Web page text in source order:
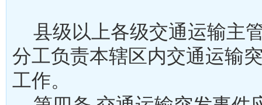
县级以上各级交通运输主
分工负责本辖区内交通运输
工作。